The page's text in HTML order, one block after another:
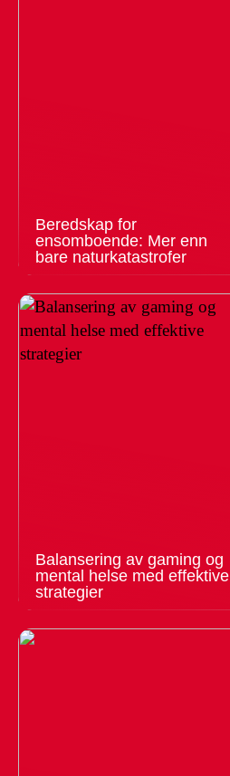
Beredskap for
ensomboende: Mer enn
bare naturkatastrofer
Balansering av gaming og
mental helse med effektive
strategier